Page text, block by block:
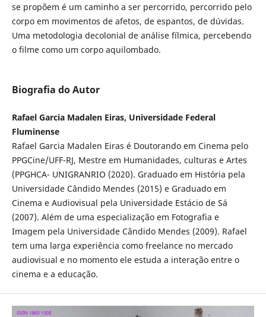
se propõem é um caminho a ser percorrido, percorrido pelo
corpo em movimentos de afetos, de espantos, de dúvidas.
Uma metodologia decolonial de análise fílmica, percebendo
o filme como um corpo aquilombado.
Biografia do Autor
Rafael Garcia Madalen Eiras, Universidade Federal
Fluminense
Rafael Garcia Madalen Eiras é Doutorando em Cinema pelo
PPGCine/UFF-RJ, Mestre em Humanidades, culturas e Artes
(PPGHCA- UNIGRANRIO (2020). Graduado em História pela
Universidade Cândido Mendes (2015) e Graduado em
Cinema e Audiovisual pela Universidade Estácio de Sá
(2007). Além de uma especialização em Fotografia e
Imagem pela Universidade Cândido Mendes (2009). Rafael
tem uma larga experiência como freelance no mercado
audiovisual e no momento ele estuda a interação entre o
cinema e a educação.